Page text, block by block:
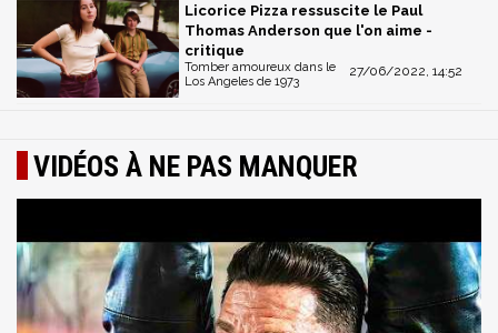
Licorice Pizza ressuscite le Paul
Thomas Anderson que l'on aime -
critique
27/06/2022, 14:52
Tomber amoureux dans le
Los Angeles de 1973
VIDÉOS À NE PAS MANQUER